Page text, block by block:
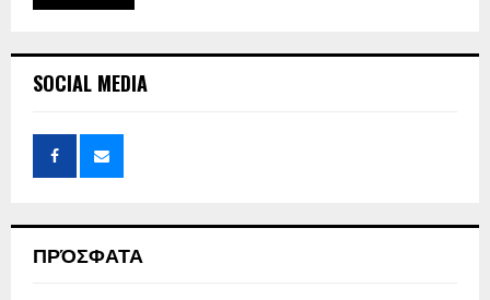
SOCIAL MEDIA
ΠΡΌΣΦΑΤΑ